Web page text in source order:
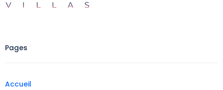
Pages
Accueil